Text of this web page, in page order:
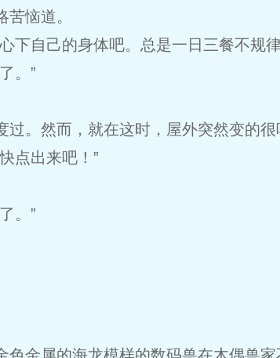
恼道。
下自己的身体吧。总是一日三餐不规
。”
。然而，就在这时，屋外突然变的很
点出来吧！”
。”